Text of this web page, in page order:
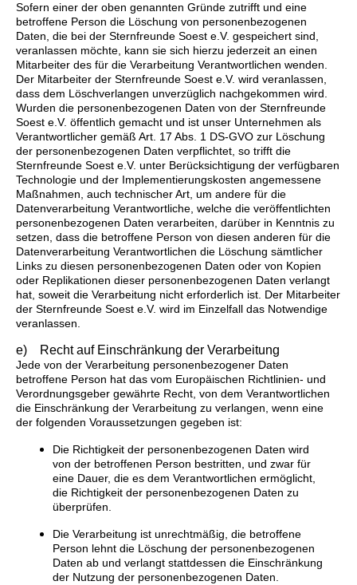
Sofern einer der oben genannten Gründe zutrifft und eine
betroffene Person die Löschung von personenbezogenen
Daten, die bei der Sternfreunde Soest e.V. gespeichert sind,
veranlassen möchte, kann sie sich hierzu jederzeit an einen
Mitarbeiter des für die Verarbeitung Verantwortlichen wenden.
Der Mitarbeiter der Sternfreunde Soest e.V. wird veranlassen,
dass dem Löschverlangen unverzüglich nachgekommen wird.
Wurden die personenbezogenen Daten von der Sternfreunde
Soest e.V. öffentlich gemacht und ist unser Unternehmen als
Verantwortlicher gemäß Art. 17 Abs. 1 DS-GVO zur Löschung
der personenbezogenen Daten verpflichtet, so trifft die
Sternfreunde Soest e.V. unter Berücksichtigung der verfügbaren
Technologie und der Implementierungskosten angemessene
Maßnahmen, auch technischer Art, um andere für die
Datenverarbeitung Verantwortliche, welche die veröffentlichten
personenbezogenen Daten verarbeiten, darüber in Kenntnis zu
setzen, dass die betroffene Person von diesen anderen für die
Datenverarbeitung Verantwortlichen die Löschung sämtlicher
Links zu diesen personenbezogenen Daten oder von Kopien
oder Replikationen dieser personenbezogenen Daten verlangt
hat, soweit die Verarbeitung nicht erforderlich ist. Der Mitarbeiter
der Sternfreunde Soest e.V. wird im Einzelfall das Notwendige
veranlassen.
e) Recht auf Einschränkung der Verarbeitung
Jede von der Verarbeitung personenbezogener Daten
betroffene Person hat das vom Europäischen Richtlinien- und
Verordnungsgeber gewährte Recht, von dem Verantwortlichen
die Einschränkung der Verarbeitung zu verlangen, wenn eine
der folgenden Voraussetzungen gegeben ist:
Die Richtigkeit der personenbezogenen Daten wird
von der betroffenen Person bestritten, und zwar für
eine Dauer, die es dem Verantwortlichen ermöglicht,
die Richtigkeit der personenbezogenen Daten zu
überprüfen.
Die Verarbeitung ist unrechtmäßig, die betroffene
Person lehnt die Löschung der personenbezogenen
Daten ab und verlangt stattdessen die Einschränkung
der Nutzung der personenbezogenen Daten.